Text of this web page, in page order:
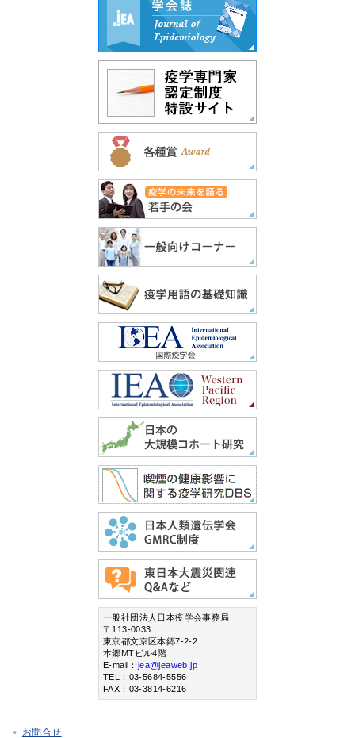
一般社団法人日本疫学会事務局
〒113-0033
東京都文京区本郷7-2-2
本郷MTビル4階
E-mail： jea@jeaweb.jp
TEL：03-5684-5556
FAX：03-3814-6216
お問合せ